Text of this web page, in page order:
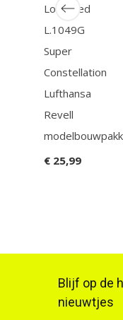
Lockheed
L.1049G
Super
Constellation
Lufthansa
Revell
€ 25,99
Blijf op de
nieuwtjes